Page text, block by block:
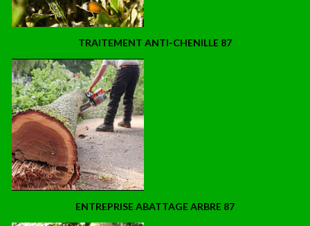
TRAITEMENT ANTI-CHENILLE 87
ENTREPRISE ABATTAGE ARBRE 87